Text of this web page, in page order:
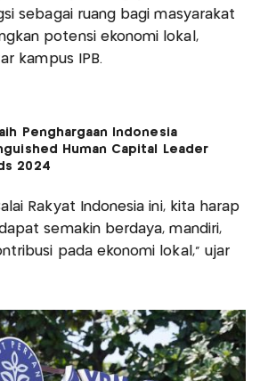
sebagai ruang bagi masyarakat
potensi ekonomi lokal,
kampus IPB.
Penghargaan Indonesia
Human Capital Leader
2024
Rakyat Indonesia ini, kita harap
semakin berdaya, mandiri,
pada ekonomi lokal,” ujar